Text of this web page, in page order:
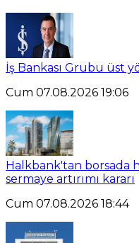
İş Bankası Grubu üst
Cum 07.08.2026 19:06
Halkbank'tan borsada
sermaye artırımı kararı
Cum 07.08.2026 18:44